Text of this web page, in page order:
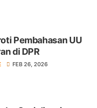
Pembahasan UU
di DPR
FEB 26, 2026